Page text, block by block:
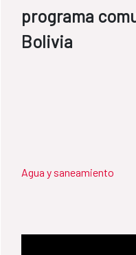
programa
Bolivia
Agua y saneamiento